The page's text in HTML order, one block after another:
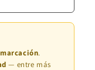
.
— entre más